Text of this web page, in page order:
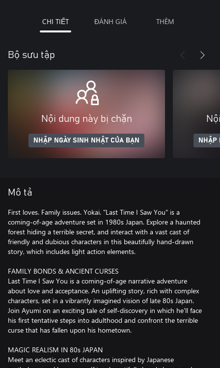
CHI TIẾT ĐÁNH GIÁ THÊM
Bộ sưu tập
Nội dung này bị chặn
NHẬP NGÀY SINH NHẬT CỦA BẠN NHẬP
Mô tả
First loves. Family issues. Yokai. "Last Time I Saw You" is a
coming-of-age adventure set in 1980s Japan. Explore a haunted
forest hiding a terrible secret, and interact with a vast cast of
friendly and dubious characters in this beautifully hand-drawn
story, which includes light action elements.
FAMILY BONDS & ANCIENT CURSES
Last Time I Saw You is a coming-of-age narrative adventure
about love and acceptance. An uplifting story, rich with complex
characters, set in a vibrantly imagined vision of late 80s Japan.
Join Ayumi on an exciting tale of self-discovery in which he'll face
his first tentative steps into adulthood and confront the terrible
curse that has fallen upon his hometown.
MAGIC REALISM IN 80s JAPAN
Meet an eclectic cast of characters inspired by Japanese